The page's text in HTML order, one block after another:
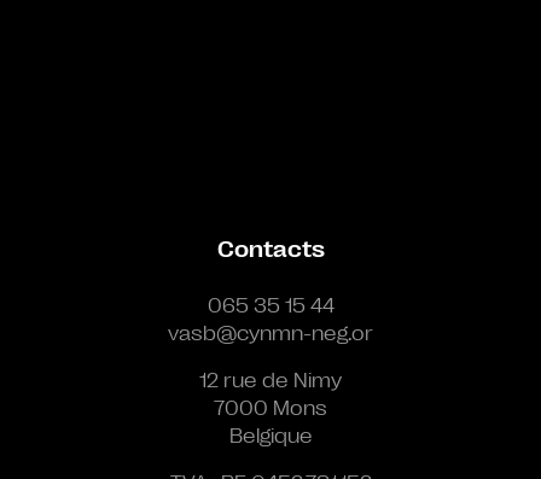
Contacts
065 35 15 44
vasb@cynmn-neg.or
12 rue de Nimy
7000 Mons
Belgique